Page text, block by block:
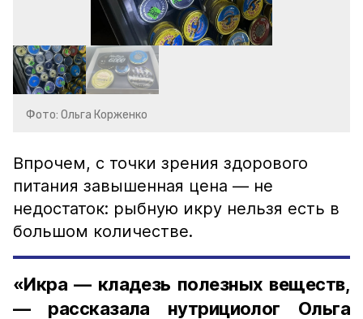
Фото: Ольга Корженко
Впрочем, с точки зрения здорового
питания завышенная цена — не
недостаток: рыбную икру нельзя есть в
большом количестве.
«Икра — кладезь полезных веществ,
— рассказала нутрициолог Ольга